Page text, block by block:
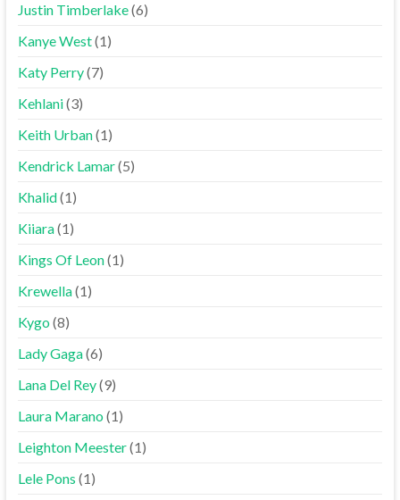
Justin Timberlake(6)
Kanye West(1)
Katy Perry(7)
Kehlani(3)
Keith Urban(1)
Kendrick Lamar(5)
Khalid(1)
Kiiara(1)
Kings Of Leon(1)
Krewella(1)
Kygo(8)
Lady Gaga(6)
Lana Del Rey(9)
Laura Marano(1)
Leighton Meester(1)
Lele Pons (1)